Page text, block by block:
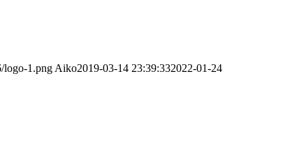
logo-1.png Aiko2019-03-14 23:39:332022-01-24